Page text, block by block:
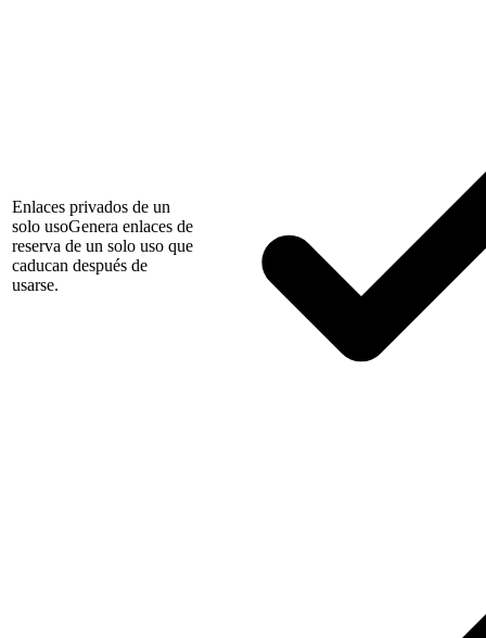
Enlaces privados de un
solo usoGenera enlaces de
reserva de un solo uso que
caducan después de
usarse.